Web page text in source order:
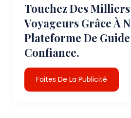
Touchez Des
Voyageurs Grâce À
Plateforme De
Confiance.
Faites De La Publicité